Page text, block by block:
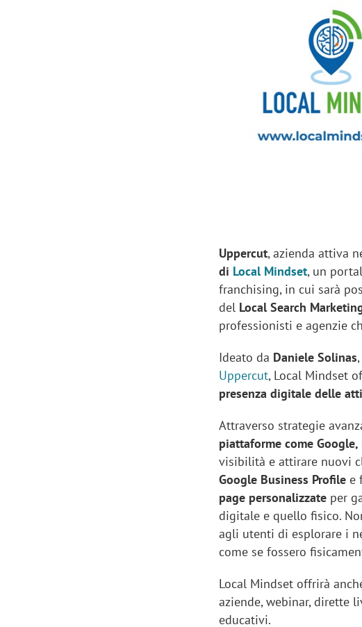
Uppercut, azienda attiva
di Local Mindset, un
franchising, in cui sarà
del Local Search
professionisti e agenzie
Ideato da Daniele Solinas
Uppercut, Local Mindset
presenza digitale delle
Attraverso strategie
piattaforme come Google,
visibilità e attirare nuovi
Google Business Profile e
page personalizzate per
digitale e quello fisico.
agli utenti di esplorare i
come se fossero
Local Mindset offrirà
aziende, webinar, dirette
educativi.
Perez, Samsung
mercato strategico
crescere»